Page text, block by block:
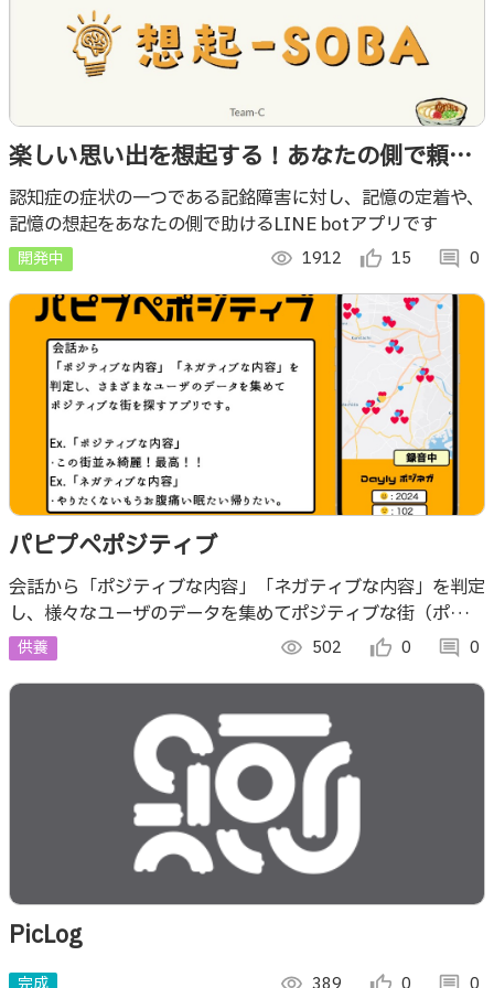
楽しい思い出を想起する！あなたの側で頼れ
る記憶パートナーアプリ『想起 - SOBA』
認知症の症状の一つである記銘障害に対し、記憶の定着や、
記憶の想起をあなたの側で助けるLINE botアプリです
開発中 visibility 1912 thumb_up_alt 15 comment 0
パピプペポジティブ
会話から「ポジティブな内容」「ネガティブな内容」を判定
し、様々なユーザのデータを集めてポジティブな街（ポジテ
ィブタウン）を探すアプリです。
供養 visibility 502 thumb_up_alt 0 comment 0
PicLog